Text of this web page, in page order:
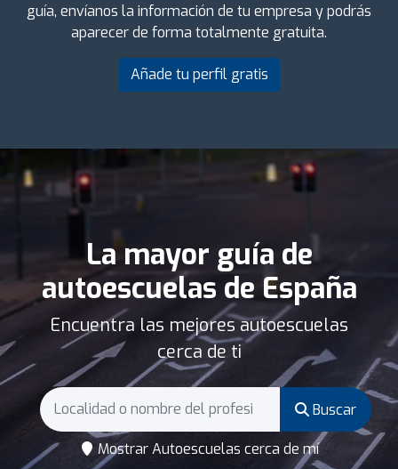
guía, envíanos la información de tu empresa y podrás
aparecer de forma totalmente gratuita.
Añade tu perfil gratis
La mayor guía de
autoescuelas de España
Encuentra las mejores autoescuelas
cerca de ti
Buscar
Mostrar Autoescuelas cerca de mí